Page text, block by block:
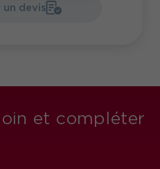
un devis
et compléter